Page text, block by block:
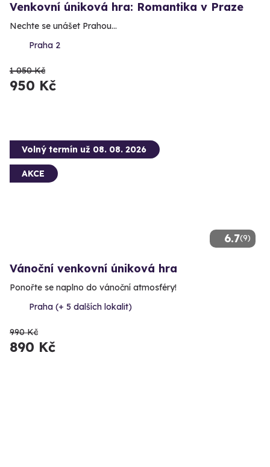
Venkovní úniková hra: Romantika v Praze
Nechte se unášet Prahou...
Praha 2
1 050 Kč
950 Kč
6.7(9)
Volný termín už 08. 08. 2026
AKCE
Vánoční venkovní úniková hra
Ponořte se naplno do vánoční atmosféry!
Praha (+ 5 dalších lokalit)
990 Kč
890 Kč